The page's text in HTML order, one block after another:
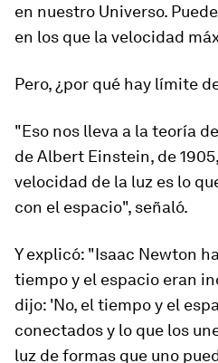
en nuestro Universo.
en los que la velocidad
Pero, ¿por qué hay límite
"Eso nos lleva a la teoría
de Albert Einstein, de
velocidad de la luz es lo
con el espacio", señaló.
Y explicó: "Isaac Newton
tiempo y el espacio eran
dijo: 'No, el tiempo y el
conectados y lo que los
luz de formas que uno